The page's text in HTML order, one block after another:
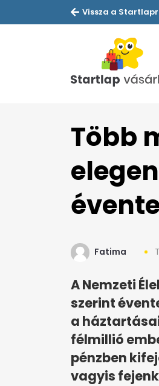
Vissza a
Több
Fatima
A Nemzeti
szerint
a
félmillió
pénzben
vagyis